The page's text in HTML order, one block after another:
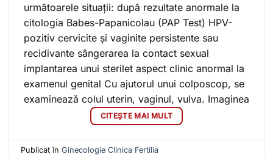
următoarele situații: după rezultate anormale la
citologia Babes-Papanicolau (PAP Test) HPV-
pozitiv cervicite și vaginite persistente sau
recidivante sângerarea la contact sexual
implantarea unui sterilet aspect clinic anormal la
examenul genital Cu ajutorul unui colposcop, se
examinează colul uterin, vaginul, vulva. Imaginea
CITEȘTE MAI MULT
Publicat înGinecologie Clinica Fertilia